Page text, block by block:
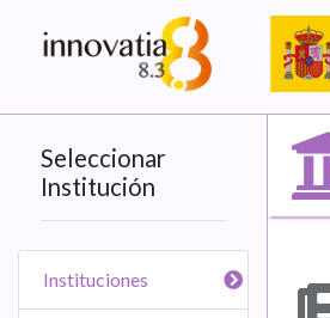
Seleccionar
Institución
Instituciones